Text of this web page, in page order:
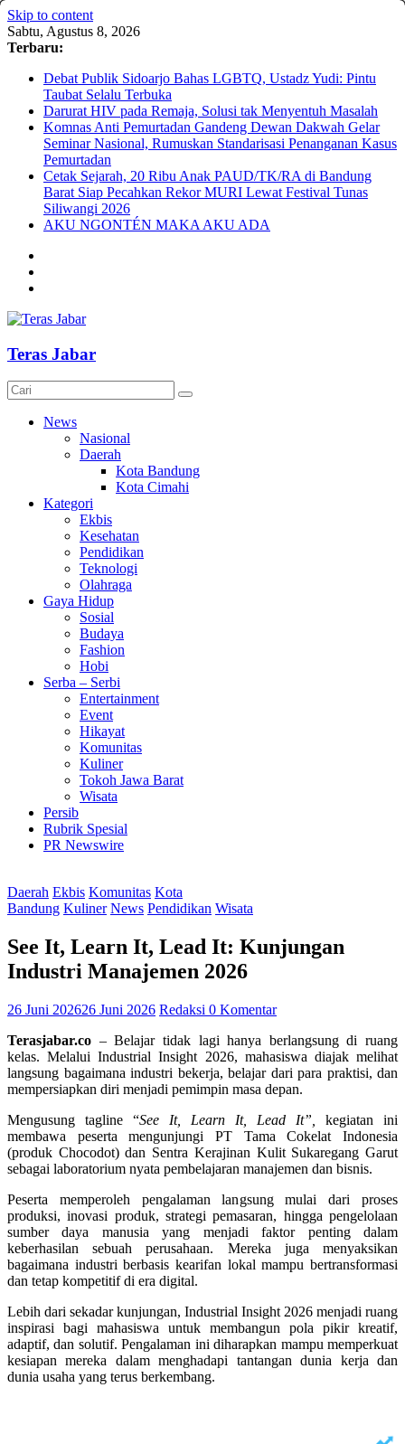
Skip to content
Sabtu, Agustus 8, 2026
Terbaru:
Debat Publik Sidoarjo Bahas LGBTQ, Ustadz Yudi: Pintu
Taubat Selalu Terbuka
Darurat HIV pada Remaja, Solusi tak Menyentuh Masalah
Komnas Anti Pemurtadan Gandeng Dewan Dakwah Gelar
Seminar Nasional, Rumuskan Standarisasi Penanganan Kasus
Pemurtadan
Cetak Sejarah, 20 Ribu Anak PAUD/TK/RA di Bandung
Barat Siap Pecahkan Rekor MURI Lewat Festival Tunas
Siliwangi 2026
AKU NGONTÉN MAKA AKU ADA
Teras Jabar
News
Nasional
Daerah
Kota Bandung
Kota Cimahi
Kategori
Ekbis
Kesehatan
Pendidikan
Teknologi
Olahraga
Gaya Hidup
Sosial
Budaya
Fashion
Hobi
Serba – Serbi
Entertainment
Event
Hikayat
Komunitas
Kuliner
Tokoh Jawa Barat
Wisata
Persib
Rubrik Spesial
PR Newswire
Daerah Ekbis Komunitas Kota
Bandung Kuliner News Pendidikan Wisata
See It, Learn It, Lead It: Kunjungan
Industri Manajemen 2026
26 Juni 202626 Juni 2026 Redaksi 0 Komentar
Terasjabar.co – Belajar tidak lagi hanya berlangsung di ruang
kelas. Melalui Industrial Insight 2026, mahasiswa diajak melihat
langsung bagaimana industri bekerja, belajar dari para praktisi, dan
mempersiapkan diri menjadi pemimpin masa depan.
Mengusung tagline “See It, Learn It, Lead It”,
kegiatan ini
membawa peserta mengunjungi PT Tama Cokelat Indonesia
(produk Chocodot) dan Sentra Kerajinan Kulit Sukaregang Garut
sebagai laboratorium nyata pembelajaran manajemen dan bisnis.
Peserta memperoleh pengalaman langsung mulai dari proses
produksi, inovasi produk, strategi pemasaran, hingga pengelolaan
sumber daya manusia yang menjadi faktor penting dalam
keberhasilan sebuah perusahaan. Mereka juga menyaksikan
bagaimana industri berbasis kearifan lokal mampu bertransformasi
dan tetap kompetitif di era digital.
Lebih dari sekadar kunjungan, Industrial Insight 2026 menjadi ruang
inspirasi bagi mahasiswa untuk membangun pola pikir kreatif,
adaptif, dan solutif. Pengalaman ini diharapkan mampu memperkuat
kesiapan mereka dalam menghadapi tantangan dunia kerja dan
dunia usaha yang terus berkembang.